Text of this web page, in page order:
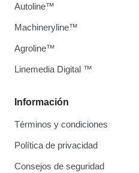
Información
Términos y condiciones
Política de privacidad
Consejos de seguridad
Autoline™
Machineryline™
Agroline™
Linemedia Digital ™